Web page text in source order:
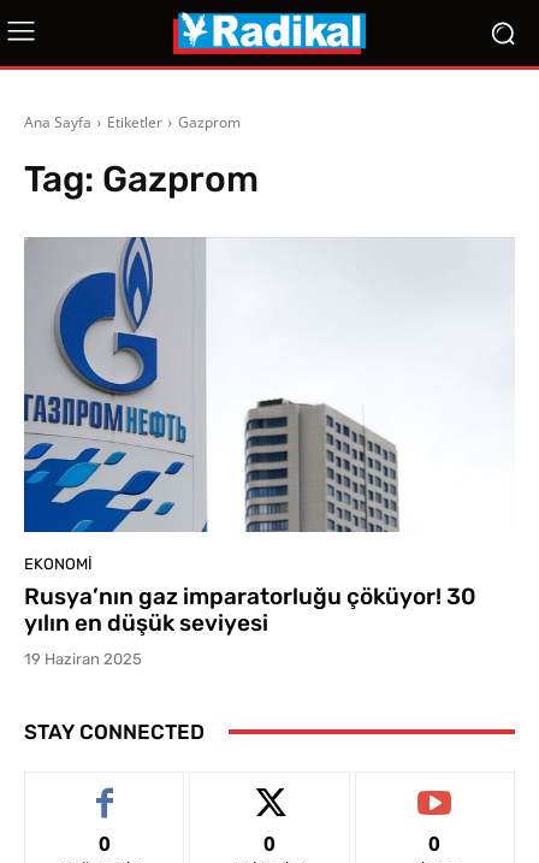
Ana Sayfa Etiketler Gazprom
Tag: Gazprom
EKONOMI
Rusya’nın gaz imparatorluğu çöküyor! 30
yılın en düşük seviyesi
19 Haziran 2025
STAY CONNECTED
0 0 0